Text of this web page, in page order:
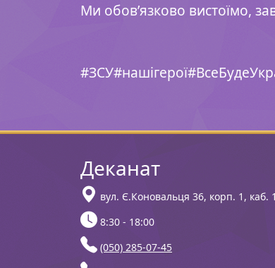
Ми обов’язково вистоїмо,
Деканат
вул. Є.Коновальця 36, корп. 1, каб.
8:30 - 18:00
(050) 285-07-45